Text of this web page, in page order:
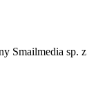
Smailmedia sp. z